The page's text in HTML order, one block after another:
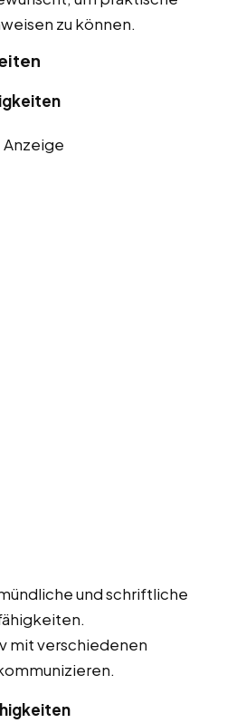
zu können.
Anzeige
und schriftliche
mit verschiedenen